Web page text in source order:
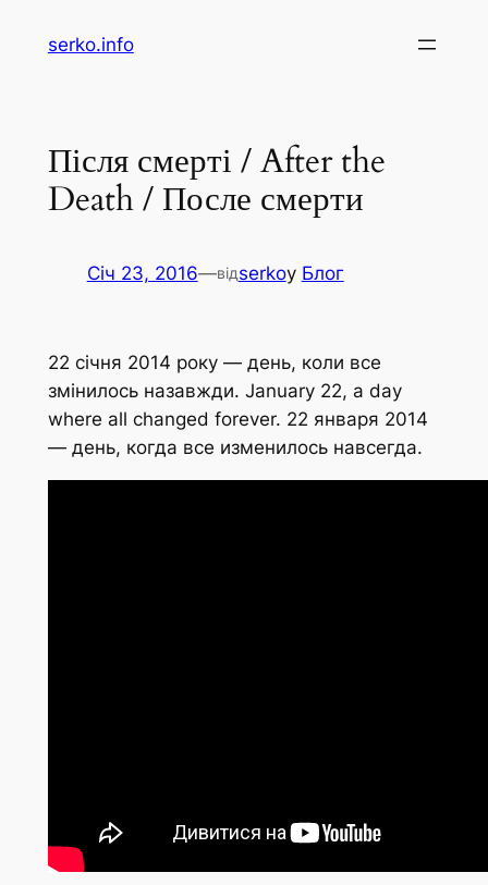
serko.info
Після смерті / After the
Death / После смерти
Січ 23, 2016—відserkoу Блог
22 січня 2014 року — день, коли все
змінилось назавжди. January 22, a day
where all changed forever. 22 января 2014
— день, когда все изменилось навсегда.